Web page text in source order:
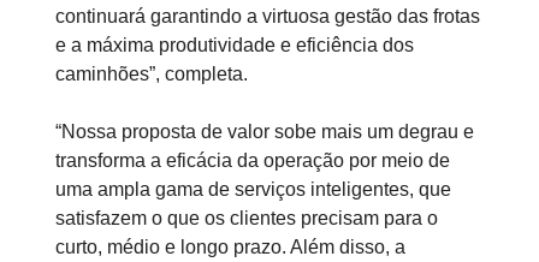
continuará garantindo a virtuosa gestão das frotas
e a máxima produtividade e eficiência dos
caminhões”, completa.
“Nossa proposta de valor sobe mais um degrau e
transforma a eficácia da operação por meio de
uma ampla gama de serviços inteligentes, que
satisfazem o que os clientes precisam para o
curto, médio e longo prazo. Além disso, a